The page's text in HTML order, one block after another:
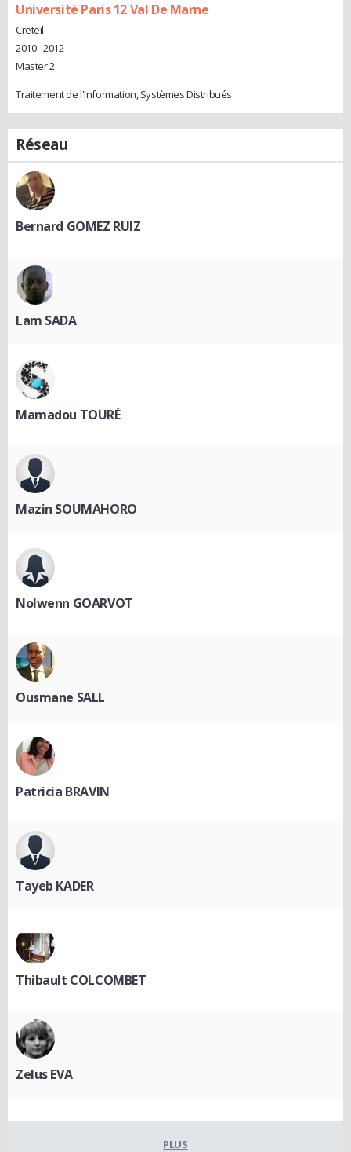
Université Paris 12 Val De Marne
Creteil
2010 - 2012
Master 2
Traitement de l'Information, Systèmes Distribués
Réseau
Bernard GOMEZ RUIZ
Lam SADA
Mamadou TOURÉ
Mazin SOUMAHORO
Nolwenn GOARVOT
Ousmane SALL
Patricia BRAVIN
Tayeb KADER
Thibault COLCOMBET
Zelus EVA
PLUS